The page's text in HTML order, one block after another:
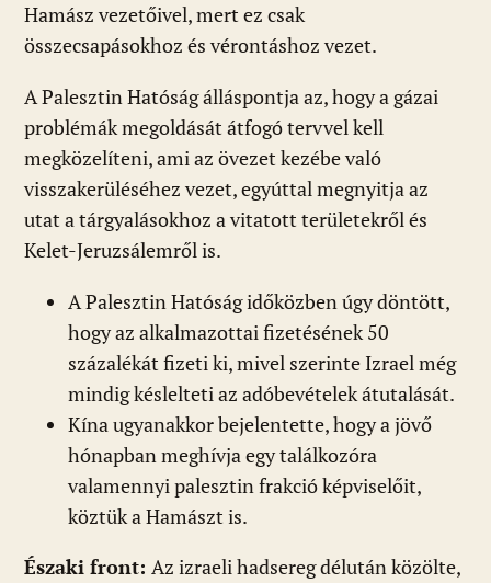
Hamász vezetőivel, mert ez csak
összecsapásokhoz és vérontáshoz vezet.
A Palesztin Hatóság álláspontja az, hogy a gázai
problémák megoldását átfogó tervvel kell
megközelíteni, ami az övezet kezébe való
visszakerüléséhez vezet, egyúttal megnyitja az
utat a tárgyalásokhoz a vitatott területekről és
Kelet-Jeruzsálemről is.
A Palesztin Hatóság időközben úgy döntött,
hogy az alkalmazottai fizetésének 50
százalékát fizeti ki, mivel szerinte Izrael még
mindig késlelteti az adóbevételek átutalását.
Kína ugyanakkor bejelentette, hogy a jövő
hónapban meghívja egy találkozóra
valamennyi palesztin frakció képviselőit,
köztük a Hamászt is.
Északi front: Az izraeli hadsereg délután közölte,